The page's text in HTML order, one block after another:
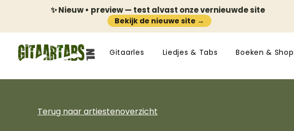
✨ Nieuw • preview — test alvast onze vernieuwde site
Bekijk de nieuwe site →
Gitaarles Liedjes & Tabs Boeken & Shop
Terug naar artiestenoverzicht